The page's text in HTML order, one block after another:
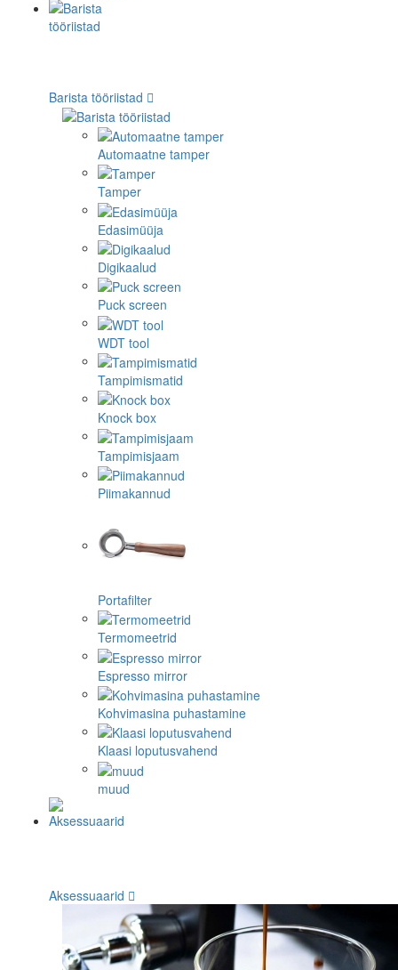
Barista tööriistad
Automaatne tamper
Tamper
Edasimüüja
Digikaalud
Puck screen
WDT tool
Tampimismatid
Knock box
Tampimisjaam
Piimakannud
Portafilter
Termomeetrid
Espresso mirror
Kohvimasina puhastamine
Klaasi loputusvahend
muud
Aksessuaarid